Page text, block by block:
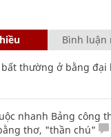
Bình luận
thường ở bằng đại
nhanh Bảng công
thơ, "thần chú"